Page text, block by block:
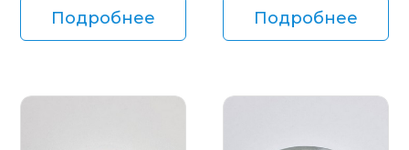
Подробнее Подробнее